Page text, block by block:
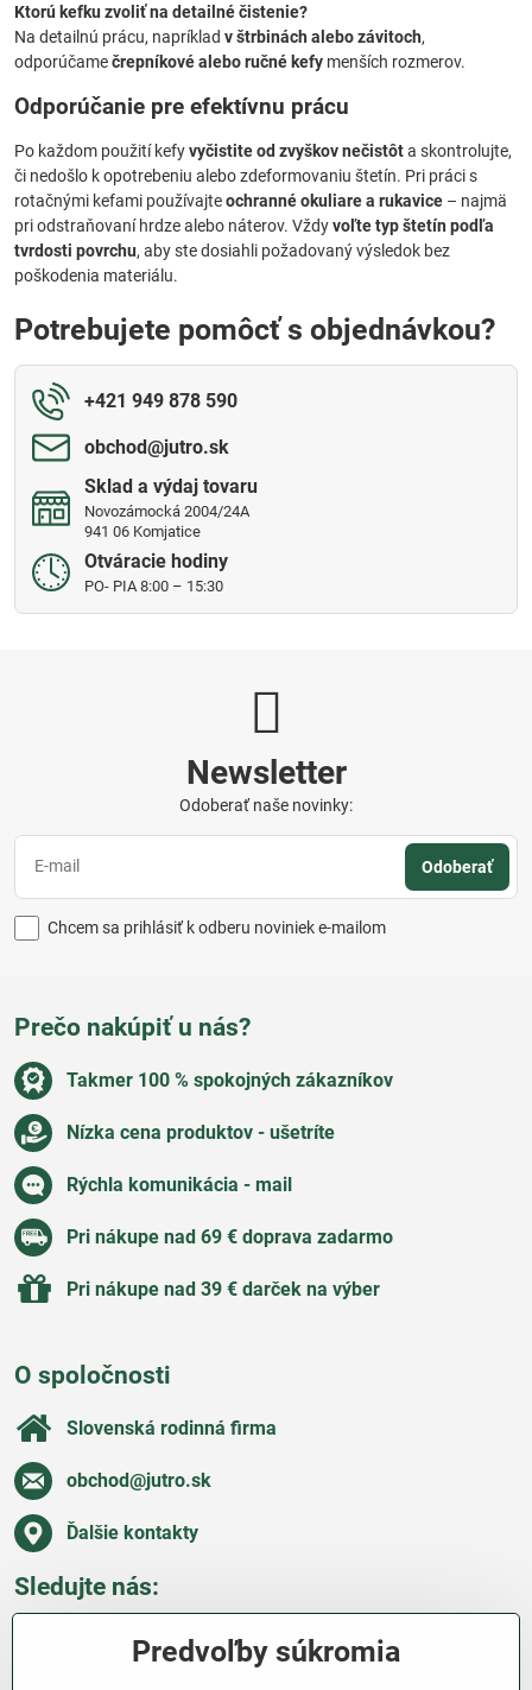
Ktorú kefku zvoliť na detailné čistenie?
Na detailnú prácu, napríklad v štrbinách alebo závitoch,
odporúčamečrepníkové alebo ručné kefy menších rozmerov.
Odporúčanie pre efektívnu prácu
Po každom použití kefyvyčistite od zvyškov nečistôta skontrolujte,
či nedošlo k opotrebeniu alebo zdeformovaniu štetín. Pri práci s
rotačnými kefami používajteochranné okuliare a rukavice – najmä
pri odstraňovaní hrdze alebo náterov. Vždyvoľte typ štetín podľa
tvrdosti povrchu, aby ste dosiahli požadovaný výsledok bez
poškodenia materiálu.
Potrebujete pomôcť s objednávkou?
+421 949 878 590
obchod​@jutro​.sk
Sklad a výdaj tovaru
Novozámocká 2004/24A
941 06 Komjatice
Otváracie hodiny
PO- PIA 8:00 – 15:30
Newsletter
Odoberať naše novinky:
Odoberať
Chcem sa prihlásiť k odberu noviniek e-mailom
Prečo nakúpiť u nás?
Takmer 100 % spokojných zákazníkov
Nízka cena produktov - ušetríte
Rýchla komunikácia - mail
Pri nákupe nad 69 € doprava zadarmo
Pri nákupe nad 39 € darček na výber
O spoločnosti
Slovenská rodinná firma
obchod​@jutro​.sk
Ďalšie kontakty
Sledujte nás:
Predvoľby súkromia